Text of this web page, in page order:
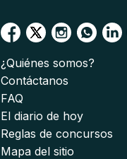
¿Quiénes somos?
Contáctanos
FAQ
El diario de hoy
Reglas de concursos
Mapa del sitio